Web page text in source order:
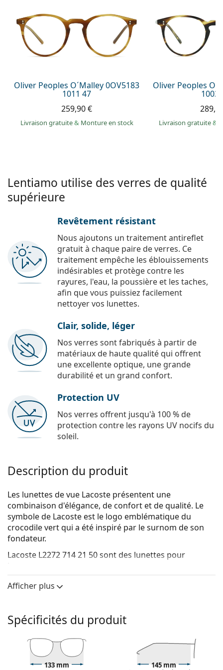
Prada
Toutes les marques
Oliver Peoples O´Malley 0OV5183
1011 47
259,90 €
Livraison gratuite& Monture en stock
Oliver Peoples
1003
Livraison gratuite&
Lentiamo utilise des verres de qualité
supérieure
Revêtement résistant
Nous ajoutons un traitement antireflet
gratuit à chaque paire de verres. Ce
traitement empêche les éblouissements
indésirables et protège contre les
rayures, l'eau, la poussière et les taches,
afin que vous puissiez facilement
nettoyer vos lunettes.
Clair, solide, léger
Nos verres sont fabriqués à partir de
matériaux de haute qualité qui offrent
une excellente optique, une grande
durabilité et un grand confort.
Protection UV
Nos verres offrent jusqu'à 100 % de
protection contre les rayons UV nocifs du
soleil.
Description du produit
Les lunettes de vue Lacoste présentent une
combinaison d'élégance, de confort et de qualité. Le
symbole de Lacoste est le logo emblématique du
crocodile vert qui a été inspiré par le surnom de son
fondateur.
Lacoste L2272 714 21 50sont des lunettes pour
Voyez de quoi vous avez l'air avec ces lunettes grâce à
la fonction d'essai virtuel de Lentiamo.
La couleur brune de la monture s'accorde
parfaitement avec un teint chaud et des cheveux
châtain clair, noirs ou blonds foncés.
Les montures rondes sont un choix idéal pour les
Afficher plus
Spécificités du produit
133 mm 145 mm